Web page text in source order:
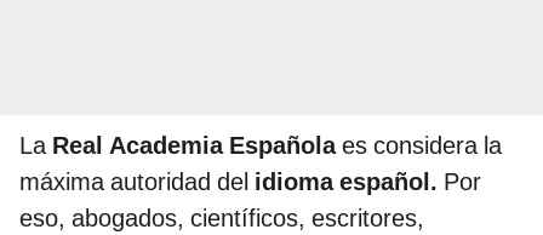
LaReal Academia Españolaes considera la
máxima autoridad del idioma español. Por
eso, abogados, científicos, escritores,